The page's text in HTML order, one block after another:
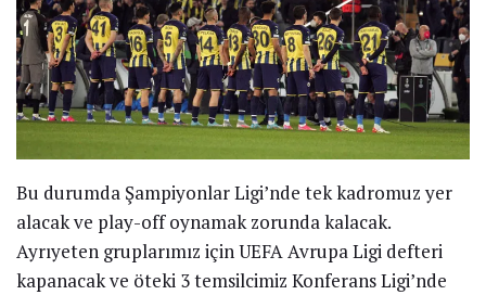
Bu durumda Şampiyonlar Ligi’nde tek kadromuz yer
alacak ve play-off oynamak zorunda kalacak.
Ayrıyeten gruplarımız için UEFA Avrupa Ligi defteri
kapanacak ve öteki 3 temsilcimiz Konferans Ligi’nde